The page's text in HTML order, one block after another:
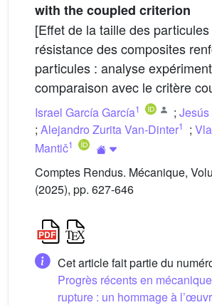
with the coupled criterion
[Effet de la taille des
résistance des composites
particules : analyse
comparaison avec le critère
Israel García García1 ; Jesús
; Alejandro Zurita Van-Dinter1 ;
Mantič1
Comptes Rendus. Mécanique,
(2025), pp. 627-646
Cet article fait partie du
Progrès récents en
rupture : un hommage à